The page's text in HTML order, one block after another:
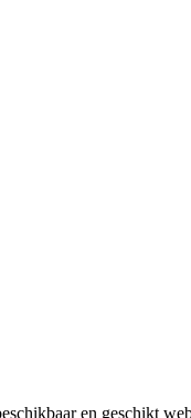
en geschikt